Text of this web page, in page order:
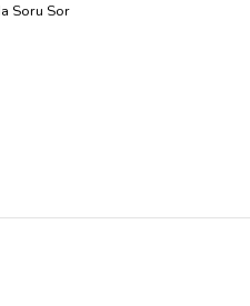
Soru Sor